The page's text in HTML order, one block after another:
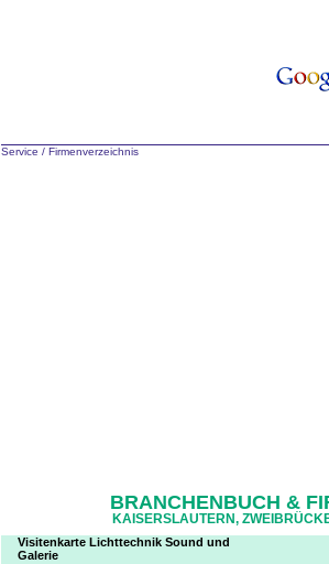
Service / Firmenverzeichnis
BRANCHENBUCH &
KAISERSLAUTERN,
Visitenkarte Lichttechnik Sound und
Galerie